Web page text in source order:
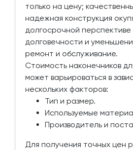
только на цену;
надежная конструкция
долгосрочной перспективе
долговечности и
ремонт и обслуживание.
Стоимость наконечников
может варьироваться в
нескольких факторов:
Тип и размер.
Используемые
Производитель и
Для получения точных цен